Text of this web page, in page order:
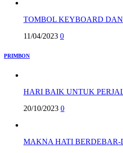
TOMBOL KEYBOARD
11/04/2023 0
PRIMBON
HARI BAIK UNTUK
20/10/2023 0
MAKNA HATI BERDEBAR-